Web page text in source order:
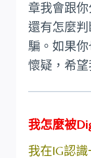
章我會跟你
還有怎麼
騙。如果
懷疑，希望
我怎麼被
我在IG認